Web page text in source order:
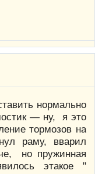
нормально
— ну, я это
тормозов на
раму, вварил
но пружинная
этакое "